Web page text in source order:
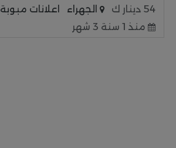
54 دينار ك الجهراء
اعلانات مبوبة
منذ 1 سنة 3 شهر